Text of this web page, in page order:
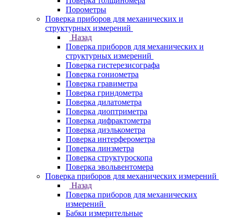
Порометры
Поверка приборов для механических и
структурных измерений
Назад
Поверка приборов для механических и
структурных измерений
Поверка гистерезисографа
Поверка гониометра
Поверка гравиметра
Поверка гриндометра
Поверка дилатометра
Поверка диоптриметра
Поверка дифрактометра
Поверка диэлькометра
Поверка интерферометра
Поверка линзметра
Поверка структуроскопа
Поверка эвольвентомера
Поверка приборов для механических измерений
Назад
Поверка приборов для механических
измерений
Бабки измерительные